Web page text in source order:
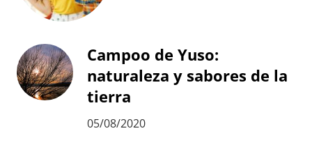
Campoo de Yuso:
naturaleza y sabores de la
tierra
05/08/2020